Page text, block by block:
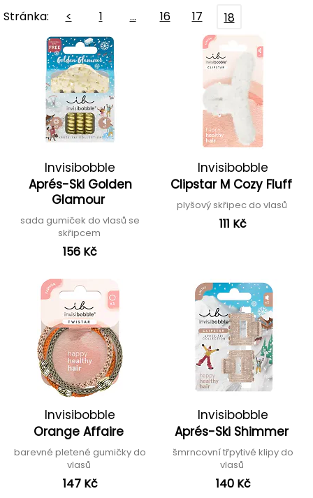
Stránka:
< 1 … 16 17 18
Invisibobble
Aprés-Ski Golden
Glamour
sada gumiček do vlasů se
skřipcem
156 Kč
Invisibobble
Clipstar M Cozy Fluff
plyšový skřipec do vlasů
111 Kč
Invisibobble
Orange Affaire
barevné pletené gumičky do
vlasů
147 Kč
Invisibobble
Aprés-Ski Shimmer
šmrncovní třpytivé klipy do
vlasů
140 Kč